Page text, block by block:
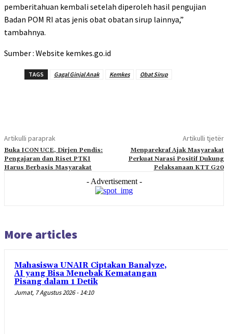
pemberitahuan kembali setelah diperoleh hasil pengujian
Badan POM RI atas jenis obat obatan sirup lainnya,”
tambahnya.
Sumber : Website kemkes.go.id
TAGS Gagal Ginjal Anak Kemkes Obat Sirup
Artikulli paraprak
Buka ICON UCE, Dirjen Pendis:
Pengajaran dan Riset PTKI
Harus Berbasis Masyarakat
Artikulli tjetër
Menparekraf Ajak Masyarakat
Perkuat Narasi Positif Dukung
Pelaksanaan KTT G20
- Advertisement -
More articles
Mahasiswa UNAIR Ciptakan Banalyze,
AI yang Bisa Menebak Kematangan
Pisang dalam 1 Detik
Jumat, 7 Agustus 2026 - 14:10